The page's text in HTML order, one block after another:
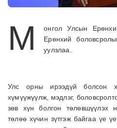
М
онгол Улсын
Ерөнхий
уулзлаа.
Улс орны ирээдүй болсон
хүмүүжүүлж, мэдлэг,
зөв хүн болгон төлөвшүүлэх
төлөө хүчин зүтгэж байгаа үе